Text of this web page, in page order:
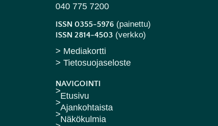
040 775 7200
ISSN 0355-5976 (painettu)
ISSN 2814-4503 (verkko)
> Mediakortti
> Tietosuojaseloste
NAVIGOINTI
Etusivu
Ajankohtaista
Näkökulmia